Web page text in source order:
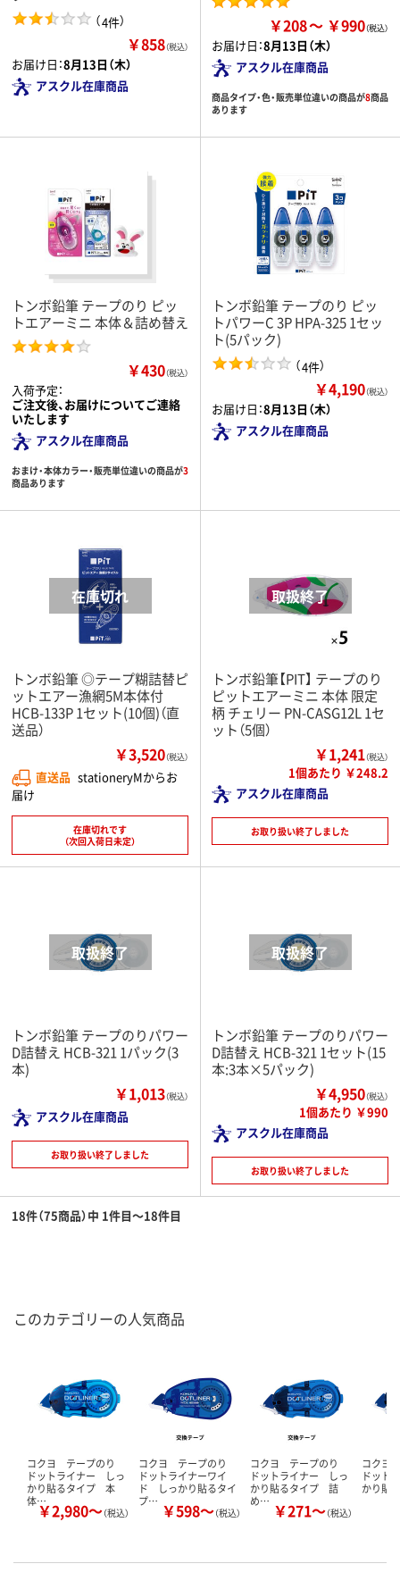
（4件）
￥858（税込）
お届け日：8月13日（木）
アスクル在庫商品
￥208 ￥990
お届け日：8月13日（木）
アスクル在庫商品
商品タイプ・色・販売単位違いの商品が8商品
あります
トンボ鉛筆 テープのり ピッ
トエアーミニ 本体＆詰め替え
￥430（税込）
入荷予定：
ご注文後、お届けについてご連絡
いたします
アスクル在庫商品
おまけ・本体カラー・販売単位違いの商品が3
商品あります
トンボ鉛筆 テープのり ピッ
トパワーC 3P HPA-325 1セッ
ト(5パック)
（4件）
￥4,190（税込）
お届け日：8月13日（木）
アスクル在庫商品
トンボ鉛筆 ◎テープ糊詰替ピ
ットエアー漁網5M本体付
HCB-133P 1セット(10個)（直
送品）
￥3,520（税込）
直送品 stationeryMからお
届け
在庫切れです
（次回入荷日未定）
トンボ鉛筆【PIT】 テープのり
ピットエアーミニ 本体 限定
柄 チェリー PN-CASG12L 1セ
ット（5個）
￥1,241（税込）
1個あたり ￥248.2
アスクル在庫商品
お取り扱い終了しました
トンボ鉛筆 テープのりパワー
D詰替え HCB-321 1パック(3
本)
￥1,013（税込）
アスクル在庫商品
お取り扱い終了しました
トンボ鉛筆 テープのりパワー
D詰替え HCB-321 1セット(15
本:3本×5パック)
￥4,950（税込）
1個あたり ￥990
アスクル在庫商品
お取り扱い終了しました
18件（75商品）中 1件目～18件目
このカテゴリーの人気商品
コクヨ テープのり
ドットライナー しっ
かり貼るタイプ 本
体…￥2,980～（税込）
コクヨ テープのり
ドットライナーワイ
ド しっかり貼るタイ
プ… ￥598～（税込）
コクヨ テープのり
ドットライナー しっ
かり貼るタイプ 詰
め… ￥271～（税込）
コク
ドット
かり貼